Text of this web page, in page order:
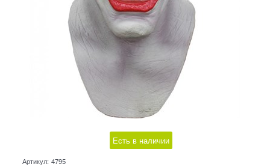
Есть в наличии
Артикул: 4795